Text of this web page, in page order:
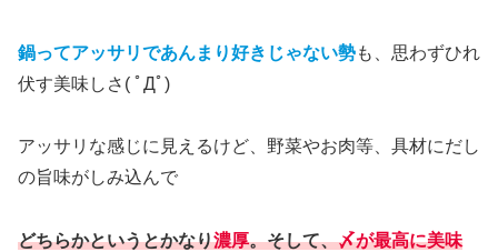
鍋ってアッサリであんまり好きじゃない勢も、思わずひれ
伏す美味しさ( ﾟДﾟ)
アッサリな感じに見えるけど、野菜やお肉等、具材にだし
の旨味がしみ込んで
どちらかというとかなり濃厚。そして、〆が最高に美味